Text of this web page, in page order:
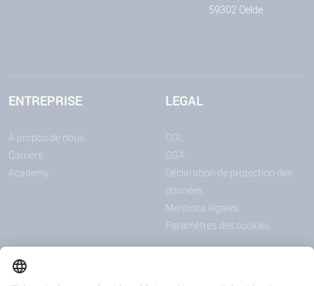
59302 Oelde
ENTREPRISE
À propos de nous
Carrière
Academy
LEGAL
CGL
CGA
Déclaration de protection des
données
Mentions légales
Paramètres des cookies
ANNONCES